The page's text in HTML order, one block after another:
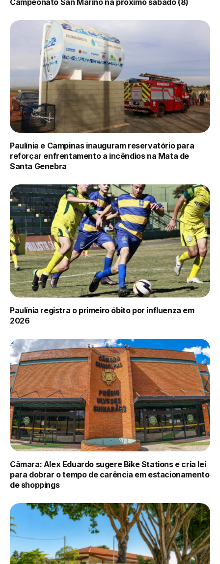
Paulínia e Campinas inauguram reservatório para
reforçar enfrentamento a incêndios na Mata de
Santa Genebra
Paulínia registra o primeiro óbito por influenza em
2026
Câmara: Alex Eduardo sugere Bike Stations e cria lei
para dobrar o tempo de carência em estacionamento
de shoppings